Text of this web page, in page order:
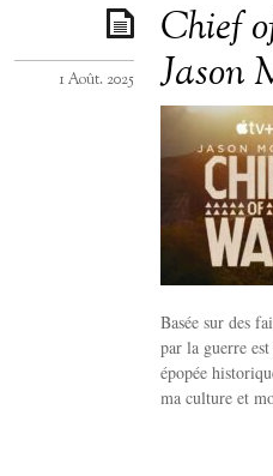
Chief
Jason
1 Août. 2025
Basée sur des
par la guerre
épopée
ma culture et